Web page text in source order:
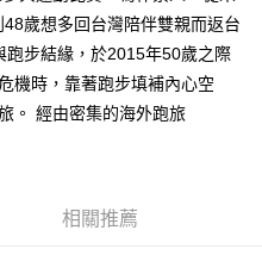
歲想多回台灣陪伴雙親而返台
跑步結緣，於2015年50歲之際
機時，靠著跑步填補內心空
。 經由密集的海外跑旅
相關推薦